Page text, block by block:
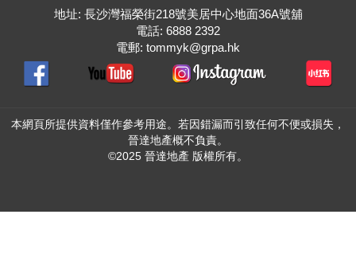
地址: 長沙灣福榮街218號美居中心地面36A號舖
電話: 6888 2392
電郵: tommyk@grpa.hk
本網頁所提供資料僅作參考用途。若因錯漏而引致任何不便或損失，
晉達地產概不負責。
©2025 晉達地產 版權所有。